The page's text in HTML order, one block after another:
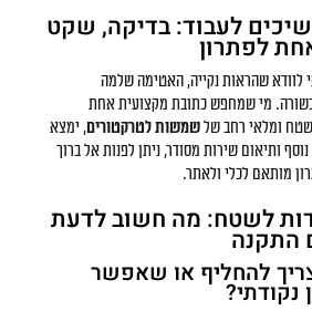
לעבוד: בדיקה, שקט
לפתרון
לוודא שהראות נקייה, האטימה שלמה
כשורה. מי שמחפש כתובת מקצועית אחת
ומלאי רחב שלשמשות לטרקטורים, ימצא
ותיאום שירות מסודר, ניתן לפנות אל ברוך
מותאם לכלי ולאתר.
לשטח: מה חשוב לדעת
התקנה
להחליף או שאפשר